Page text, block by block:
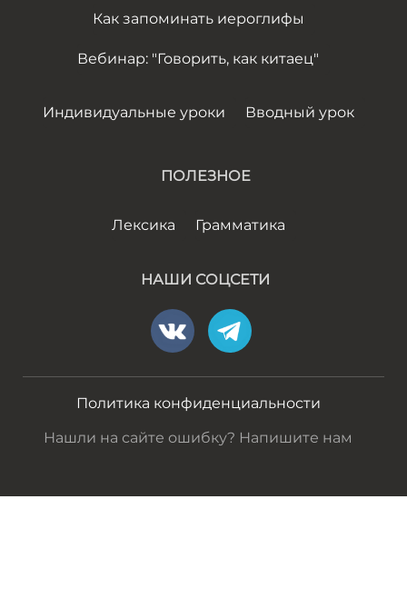
Как запоминать иероглифы
Вебинар: "Говорить, как китаец"
Индивидуальные уроки Вводный урок
ПОЛЕЗНОЕ
Лексика Грамматика
НАШИ СОЦСЕТИ
Политика конфиденциальности
Нашли на сайте ошибку? Напишите нам